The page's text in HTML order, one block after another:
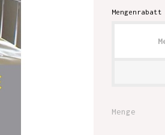
Mengenrabatt
Menge